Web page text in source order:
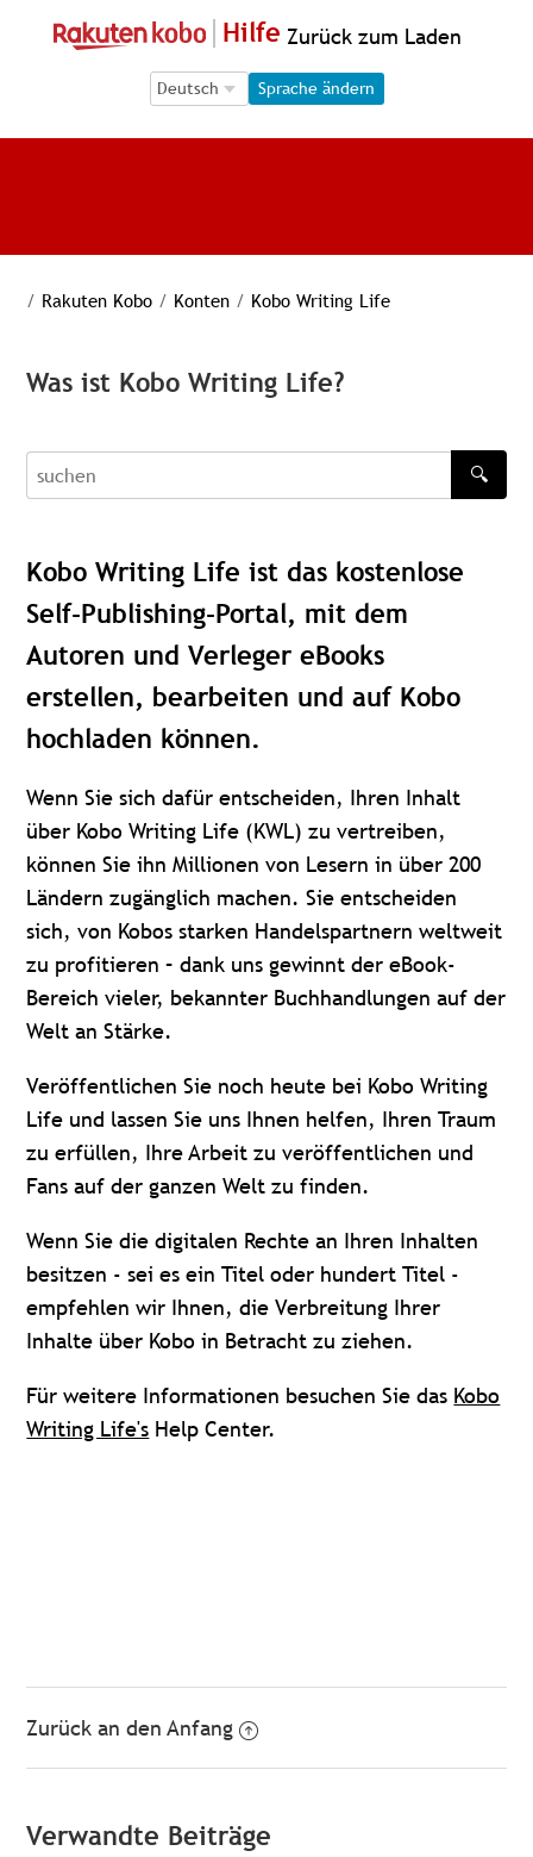
Hilfe Zurück zum Laden
Language Selection
Language Selection
Sprache ändern
/ Rakuten Kobo / Konten / Kobo Writing Life
Was ist Kobo Writing Life?
recherche
🔍
Kobo Writing Life ist das kostenlose
Self-Publishing-Portal, mit dem
Autoren und Verleger eBooks
erstellen, bearbeiten und auf Kobo
hochladen können.
Wenn Sie sich dafür entscheiden, Ihren Inhalt
über Kobo Writing Life (KWL) zu vertreiben,
können Sie ihn Millionen von Lesern in über 200
Ländern zugänglich machen. Sie entscheiden
sich, von Kobos starken Handelspartnern weltweit
zu profitieren – dank uns gewinnt der eBook-
Bereich vieler, bekannter Buchhandlungen auf der
Welt an Stärke.
Veröffentlichen Sie noch heute bei Kobo Writing
Life und lassen Sie uns Ihnen helfen, Ihren Traum
zu erfüllen, Ihre Arbeit zu veröffentlichen und
Fans auf der ganzen Welt zu finden.
Wenn Sie die digitalen Rechte an Ihren Inhalten
besitzen - sei es ein Titel oder hundert Titel -
empfehlen wir Ihnen, die Verbreitung Ihrer
Inhalte über Kobo in Betracht zu ziehen.
Für weitere Informationen besuchen Sie das Kobo
Writing Life's Help Center.
Zurück an den Anfang
Verwandte Beiträge